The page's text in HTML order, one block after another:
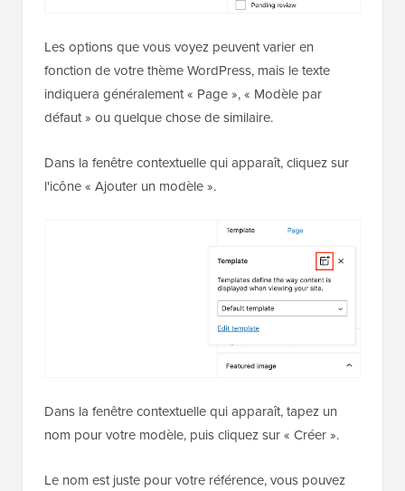
Les options que vous voyez peuvent varier en
fonction de votre thème WordPress, mais le texte
indiquera généralement « Page », « Modèle par
défaut » ou quelque chose de similaire.
Dans la fenêtre contextuelle qui apparaît, cliquez sur
l'icône « Ajouter un modèle ».
Dans la fenêtre contextuelle qui apparaît, tapez un
nom pour votre modèle, puis cliquez sur « Créer ».
Le nom est juste pour votre référence, vous pouvez